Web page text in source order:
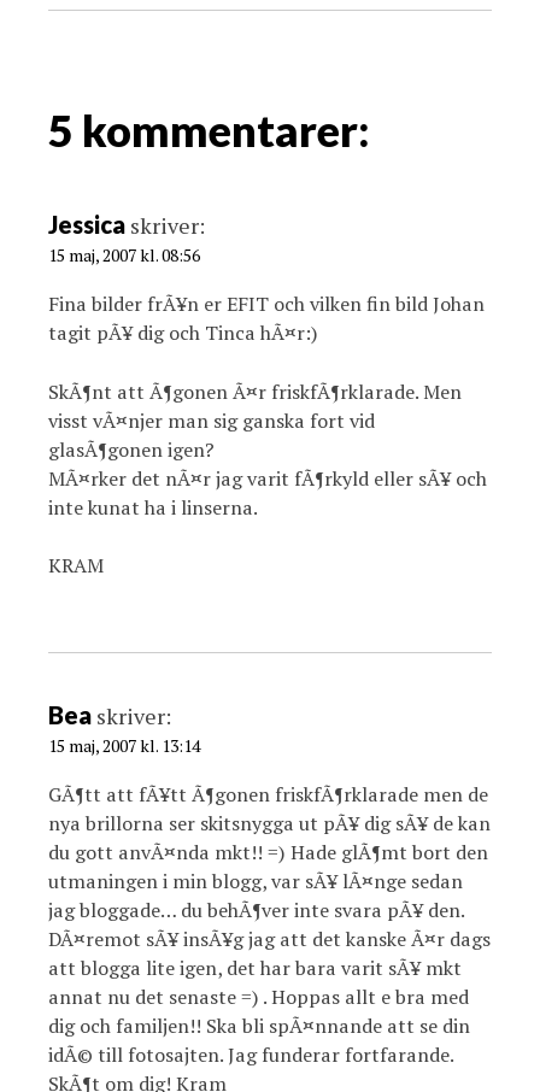
a
g
a
o
5 kommentarer:
Jessica skriver:
15 maj, 2007 kl. 08:56
Fina bilder frÃ¥n er EFIT och vilken fin bild Johan
tagit pÃ¥ dig och Tinca hÃ¤r:)
SkÃ¶nt att Ã¶gonen Ã¤r friskfÃ¶rklarade. Men
visst vÃ¤njer man sig ganska fort vid
glasÃ¶gonen igen?
MÃ¤rker det nÃ¤r jag varit fÃ¶rkyld eller sÃ¥ och
inte kunat ha i linserna.
KRAM
Bea skriver:
15 maj, 2007 kl. 13:14
GÃ¶tt att fÃ¥tt Ã¶gonen friskfÃ¶rklarade men de
nya brillorna ser skitsnygga ut pÃ¥ dig sÃ¥ de kan
du gott anvÃ¤nda mkt!! =) Hade glÃ¶mt bort den
utmaningen i min blogg, var sÃ¥ lÃ¤nge sedan
jag bloggade… du behÃ¶ver inte svara pÃ¥ den.
DÃ¤remot sÃ¥ insÃ¥g jag att det kanske Ã¤r dags
att blogga lite igen, det har bara varit sÃ¥ mkt
annat nu det senaste =) . Hoppas allt e bra med
dig och familjen!! Ska bli spÃ¤nnande att se din
idÃ© till fotosajten. Jag funderar fortfarande.
SkÃ¶t om dig! Kram